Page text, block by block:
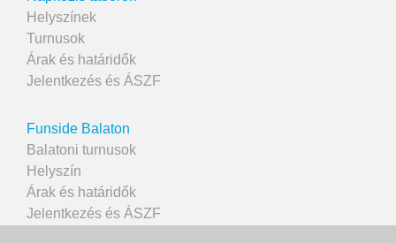
Helyszínek
Turnusok
Árak és határidők
Jelentkezés és ÁSZF
Funside Balaton
Balatoni turnusok
Helyszín
Árak és határidők
Jelentkezés és ÁSZF